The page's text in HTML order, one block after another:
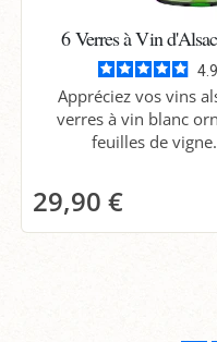
6 Verres à Vin
4.9
Appréciez vos vins
verres à vin blanc
feuilles de
29,90 €